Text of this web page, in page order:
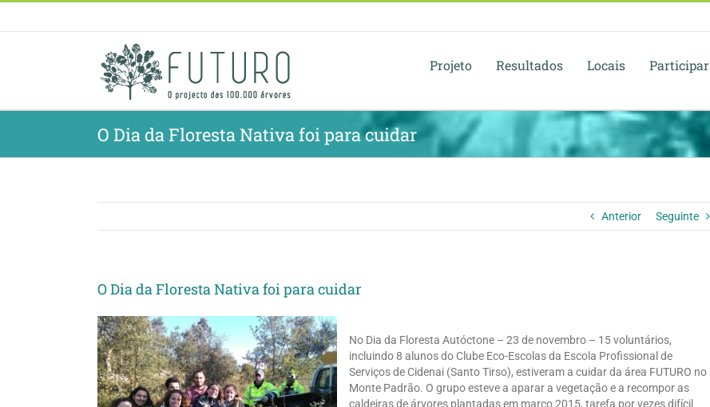
Projeto Resultados Locais Participar
O Dia da Floresta Nativa foi para cuidar
Anterior Seguinte
O Dia da Floresta Nativa foi para cuidar
No Dia da Floresta Autóctone – 23 de novembro – 15 voluntários,
incluindo 8 alunos do Clube Eco-Escolas da Escola Profissional de
Serviços de Cidenai (Santo Tirso), estiveram a cuidar da área FUTURO no
Monte Padrão. O grupo esteve a aparar a vegetação e a recompor as
caldeiras de árvores plantadas em março 2015, tarefa por vezes difícil